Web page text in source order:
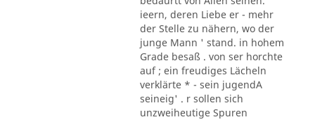
ieern, deren Liebe er - mehr
der Stelle zu nähern, wo der
junge Mann ' stand. in hohem
Grade besaß . von ser horchte
auf ; ein freudiges Lächeln
verklärte * - sein jugendA
seineig' . r sollen sich
unzweiheutige Spuren